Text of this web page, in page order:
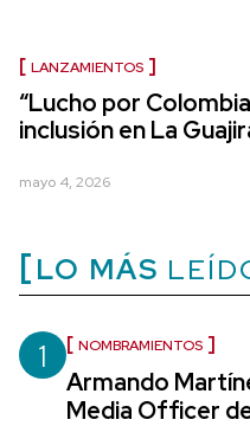
LANZAMIENTOS
“Lucho por
inclusión en La
mayo 4, 2026
LO MÁS
1 NOMBRAMIENTOS
Armando
Media Officer